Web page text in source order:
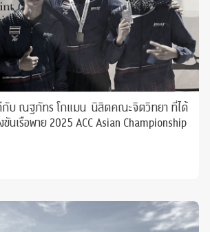
กับ ณฐภัทร โกแมน นิสิตคณะจิตวิทยา ที่ได้
นเรือพาย 2025 ACC Asian Championship